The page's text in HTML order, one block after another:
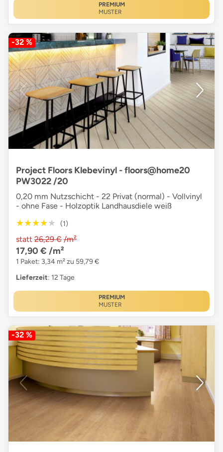
PREMIUM
MUSTER
-32 %
Project Floors Klebevinyl - floors@home20
PW3022 /20
0,20 mm Nutzschicht - 22 Privat (normal) - Vollvinyl
- ohne Fase - Holzoptik Landhausdiele weiß
★★★★★
★★★★★ (1)
statt 26,29 € /m²
17,90 € /m²
1 Paket: 3,34 m² zu 59,79 €
Lieferzeit: 12 Tage
PREMIUM
MUSTER
-32 %